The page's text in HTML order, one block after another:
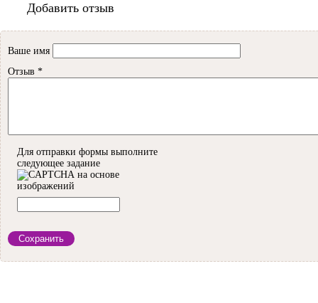
Добавить отзыв
Ваше имя
Отзыв *
Для отправки формы выполните
следующее задание